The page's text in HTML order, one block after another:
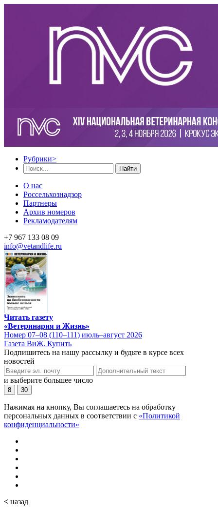
Рубрики>
Найти
О нас
Россельхознадзор
Партнеры
Архив номеров
Рекламодателям
+7 967 133 08 09
info@vetandlife.ru
Читать газету
«Ветеринария и Жизнь»
Номер 07–08 (110–111) июль–август 2026
Газета ВиЖ. Купить
Подпишитесь на нашу рассылку и будьте в курсе всех
новостей
и выберите большее число
8 30
Нажимая на кнопку, Вы соглашаетесь на обработку
персональных данных в соответствии с «Политикой
конфиденциальности»
< назад